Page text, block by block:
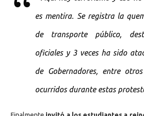
es mentira. Se registra la
de transporte público,
oficiales y 3 veces ha sido
de Gobernadores, entre
ocurridos durante estas